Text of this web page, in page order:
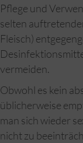
Pflege und
selten
Fleisch)
vermeiden.
Obwohl es kein
üblicherweise
man sich wieder
nicht zu